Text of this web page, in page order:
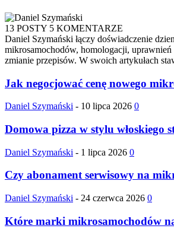
13 POSTY 5 KOMENTARZE
Daniel Szymański łączy doświadczenie
mikrosamochodów, homologacji,
zmianie przepisów. W swoich artykułach
Jak negocjować cenę nowego
Daniel Szymański - 10 lipca 2026 0
Domowa pizza w stylu włoskiego
Daniel Szymański - 1 lipca 2026 0
Czy abonament serwisowy na
Daniel Szymański - 24 czerwca 2026 0
Które marki mikrosamochodów